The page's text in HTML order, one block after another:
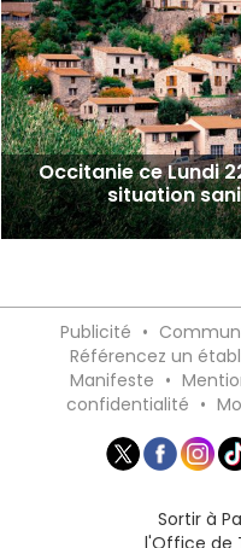
Occitanie ce Lundi
situation
Publicité •
Référencez un
Manifeste •
confidentialité •
Sortir à